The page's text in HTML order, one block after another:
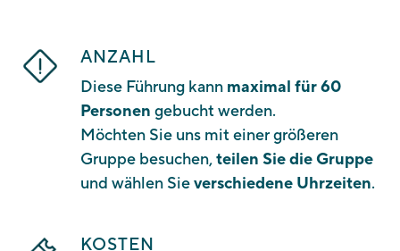
ANZAHL
Diese Führung kann maximal für 60
Personen gebucht werden.
Möchten Sie uns mit einer größeren
Gruppe besuchen,teilen Sie die Gruppe
und wählen Sieverschiedene Uhrzeiten.
KOSTEN